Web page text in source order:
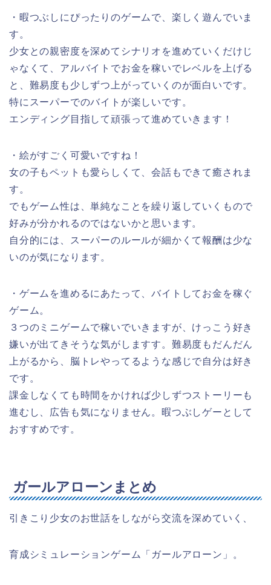
・暇つぶしにぴったりのゲームで、楽しく遊んでいま
す。
少女との親密度を深めてシナリオを進めていくだけじ
ゃなくて、アルバイトでお金を稼いでレベルを上げる
と、難易度も少しずつ上がっていくのが面白いです。
特にスーパーでのバイトが楽しいです。
エンディング目指して頑張って進めていきます！
・絵がすごく可愛いですね！
女の子もペットも愛らしくて、会話もできて癒されま
す。
でもゲーム性は、単純なことを繰り返していくもので
好みが分かれるのではないかと思います。
自分的には、スーパーのルールが細かくて報酬は少な
いのが気になります。
・ゲームを進めるにあたって、バイトしてお金を稼ぐ
ゲーム。
３つのミニゲームで稼いでいきますが、けっこう好き
嫌いが出てきそうな気がしますす。難易度もだんだん
上がるから、脳トレやってるような感じで自分は好き
です。
課金しなくても時間をかければ少しずつストーリーも
進むし、広告も気になりません。暇つぶしゲーとして
おすすめです。
ガールアローンまとめ
引きこり少女のお世話をしながら交流を深めていく、
育成シミュレーションゲーム「ガールアローン」。